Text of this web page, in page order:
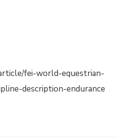
fei-world-equestrian-
description-endurance